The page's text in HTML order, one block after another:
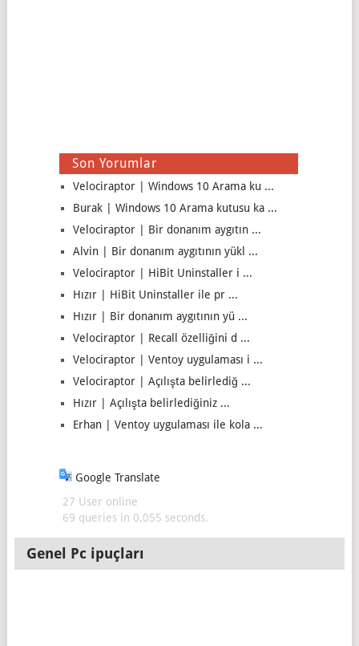
Son Yorumlar
Velociraptor | Windows 10 Arama ku ...
Burak | Windows 10 Arama kutusu ka ...
Velociraptor | Bir donanım aygıtın ...
Alvin | Bir donanım aygıtının yükl ...
Velociraptor | HiBit Uninstaller i ...
Hızır | HiBit Uninstaller ile pr ...
Hızır | Bir donanım aygıtının yü ...
Velociraptor | Recall özelliğini d ...
Velociraptor | Ventoy uygulaması i ...
Velociraptor | Açılışta belirlediğ ...
Hızır | Açılışta belirlediğiniz ...
Erhan | Ventoy uygulaması ile kola ...
Google Translate
27 User online
69 queries in 0,055 seconds.
Genel Pc ipuçları